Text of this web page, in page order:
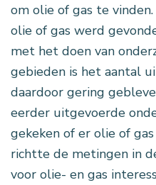
om olie of gas te
olie of gas werd
met het doen van
gebieden is het aantal
daardoor gering
eerder uitgevoerde
gekeken of er olie of
richtte de metingen in
voor olie- en gas